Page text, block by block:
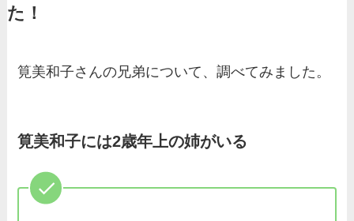
三浦璃来の実家はお金持ち！
羽鳥慎一アナの両親（父・
など家族もまとめた！
た！
筧美和子さんの兄弟について、調べてみました。
筧美和子には2歳年上の姉がいる